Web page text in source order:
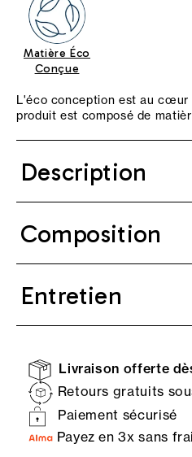
Matière Éco
Conçue
L'éco conception est au cœur
produit est composé de
Description
Composition
Entretien
Livraison offerte
Retours gratuits
Paiement sécurisé
Payez en 3x sans